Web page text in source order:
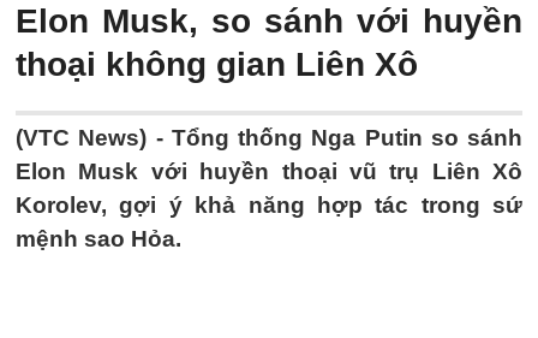
Elon Musk, so sánh với huyền
thoại không gian Liên Xô
(VTC News) - Tổng thống Nga Putin so sánh
Elon Musk với huyền thoại vũ trụ Liên Xô
Korolev, gợi ý khả năng hợp tác trong sứ
mệnh sao Hỏa.